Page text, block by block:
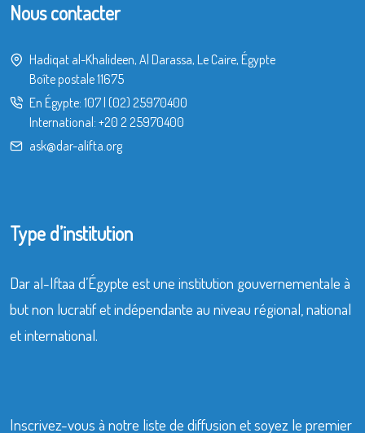
Nous contacter
Hadiqat al-Khalideen, Al Darassa, Le Caire, Égypte
Boîte postale 11675
En Égypte: 107| (02) 25970400
International: +20 2 25970400
ask@dar-alifta.org
Type d’institution
Dar al-Iftaa d’Égypte est une institution gouvernementale à
but non lucratif et indépendante au niveau régional, national
et international.
Inscrivez-vous à notre liste de diffusion et soyez le premier